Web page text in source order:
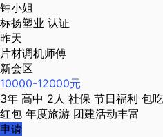
钟小姐
标扬塑业 认证
昨天
片材调机师傅
新会区
10000-12000元
3年 高中 2人 社保 节日福利 包
红包 年度旅游 团建活动丰富
申请